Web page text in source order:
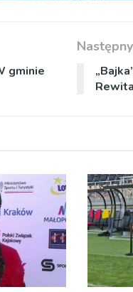
gminie
Następny